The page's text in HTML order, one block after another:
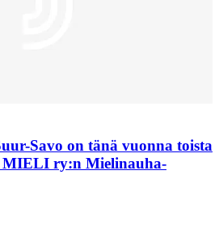
Savo on tänä vuonna toista
MIELI ry:n Mielinauha-